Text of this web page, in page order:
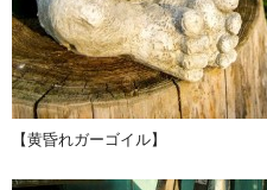
【黄昏れガーゴイル】